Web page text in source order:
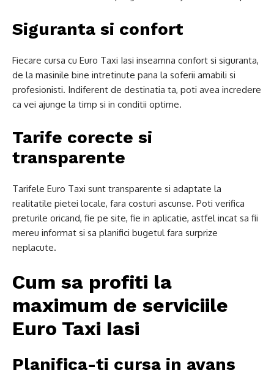
Siguranta si confort
Fiecare cursa cu Euro Taxi Iasi inseamna confort si siguranta,
de la masinile bine intretinute pana la soferii amabili si
profesionisti. Indiferent de destinatia ta, poti avea incredere
ca vei ajunge la timp si in conditii optime.
Tarife corecte si
transparente
Tarifele Euro Taxi sunt transparente si adaptate la
realitatile pietei locale, fara costuri ascunse. Poti verifica
preturile oricand, fie pe site, fie in aplicatie, astfel incat sa fii
mereu informat si sa planifici bugetul fara surprize
neplacute.
Cum sa profiti la
maximum de serviciile
Euro Taxi Iasi
Planifica-ti cursa in avans